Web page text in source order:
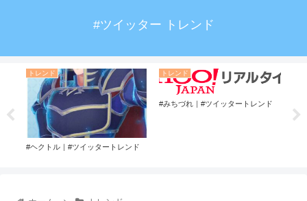
#ツイッター トレンド
トレンド
#ヘクトル｜#ツイッタートレンド
トレンド
#みちづれ｜#ツイッタートレンド